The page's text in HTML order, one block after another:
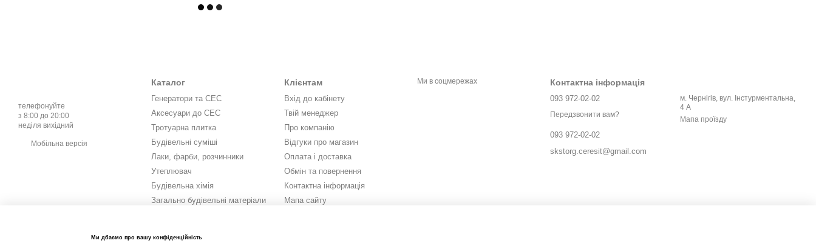
телефонуйте
з 8:00 до 20:00
неділя вихідний
Мобільна версія
Каталог
Генератори та СЕС
Аксесуари до СЕС
Тротуарна плитка
Будівельні суміші
Лаки, фарби, розчинники
Утеплювач
Будівельна хімія
Загально будівельні матеріали
Метизи та кріплення
Клієнтам
Вхід до кабінету
Твій менеджер
Про компанію
Відгуки про магазин
Оплата і доставка
Обмін та повернення
Контактна інформація
Мапа сайту
Ми в соцмережах Контактна інформація
093 972-02-02
Передзвонити вам?
093 972-02-02
skstorg.ceresit@gmail.com
м. Чернігів, вул. Інстурментальна,
4 А
Мапа проїзду
Ми дбаємо про вашу конфіденційність